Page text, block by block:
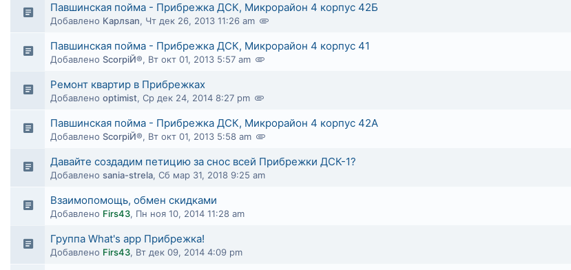
Павшинская пойма - Прибрежка ДСК, Микрорайон 4 корпус 42Б
Добавлено Карлsan, Чт дек 26, 2013 11:26 am
Павшинская пойма - Прибрежка ДСК, Микрорайон 4 корпус 41
Добавлено ScorpiЙ®, Вт окт 01, 2013 5:57 am
Ремонт квартир в Прибрежках
Добавлено optimist, Ср дек 24, 2014 8:27 pm
Павшинская пойма - Прибрежка ДСК, Микрорайон 4 корпус 42А
Добавлено ScorpiЙ®, Вт окт 01, 2013 5:58 am
Давайте создадим петицию за снос всей Прибрежки ДСК-1?
Добавлено sania-strela, Сб мар 31, 2018 9:25 am
Взаимопомощь, обмен скидками
Добавлено Firs43, Пн ноя 10, 2014 11:28 am
Группа What's app Прибрежка!
Добавлено Firs43, Вт дек 09, 2014 4:09 pm